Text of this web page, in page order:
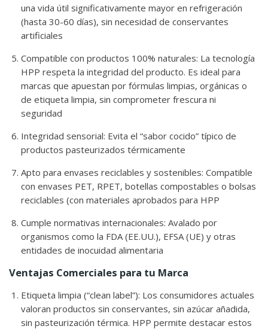
una vida útil significativamente mayor en refrigeración
(hasta 30-60 días), sin necesidad de conservantes
artificiales
Compatible con productos 100% naturales: La tecnología
HPP respeta la integridad del producto. Es ideal para
marcas que apuestan por fórmulas limpias, orgánicas o
de etiqueta limpia, sin comprometer frescura ni
seguridad
Integridad sensorial: Evita el “sabor cocido” típico de
productos pasteurizados térmicamente
Apto para envases reciclables y sostenibles: Compatible
con envases PET, RPET, botellas compostables o bolsas
reciclables (con materiales aprobados para HPP
Cumple normativas internacionales: Avalado por
organismos como la FDA (EE.UU.), EFSA (UE) y otras
entidades de inocuidad alimentaria
Ventajas Comerciales para tu Marca
Etiqueta limpia (“clean label”): Los consumidores actuales
valoran productos sin conservantes, sin azúcar añadida,
sin pasteurización térmica. HPP permite destacar estos